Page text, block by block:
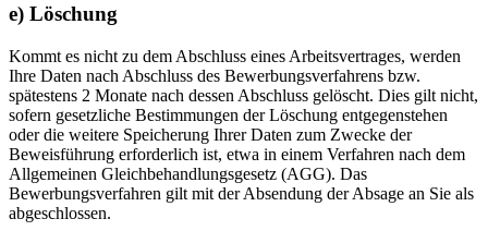
e) Löschung
Kommt es nicht zu dem Abschluss eines Arbeitsvertrages, werden
Ihre Daten nach Abschluss des Bewerbungsverfahrens bzw.
spätestens 2 Monate nach dessen Abschluss gelöscht. Dies gilt nicht,
sofern gesetzliche Bestimmungen der Löschung entgegenstehen
oder die weitere Speicherung Ihrer Daten zum Zwecke der
Beweisführung erforderlich ist, etwa in einem Verfahren nach dem
Allgemeinen Gleichbehandlungsgesetz (AGG). Das
Bewerbungsverfahren gilt mit der Absendung der Absage an Sie als
abgeschlossen.